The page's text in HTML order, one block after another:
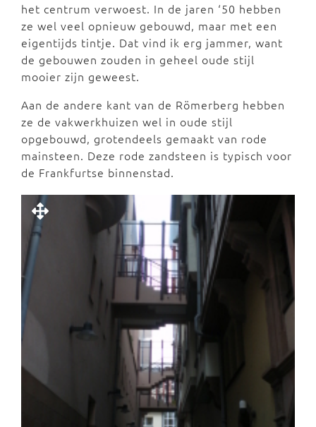
het centrum verwoest. In de jaren ‘50 hebben
ze wel veel opnieuw gebouwd, maar met een
eigentijds tintje. Dat vind ik erg jammer, want
de gebouwen zouden in geheel oude stijl
mooier zijn geweest.
Aan de andere kant van de Römerberg hebben
ze de vakwerkhuizen wel in oude stijl
opgebouwd, grotendeels gemaakt van rode
mainsteen. Deze rode zandsteen is typisch voor
de Frankfurtse binnenstad.